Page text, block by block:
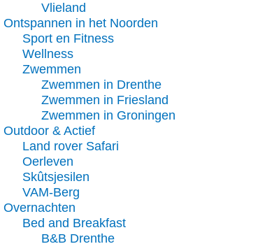
Vlieland
Ontspannen in het Noorden
Sport en Fitness
Wellness
Zwemmen
Zwemmen in Drenthe
Zwemmen in Friesland
Zwemmen in Groningen
Outdoor & Actief
Land rover Safari
Oerleven
Skûtsjesilen
VAM-Berg
Overnachten
Bed and Breakfast
B&B Drenthe